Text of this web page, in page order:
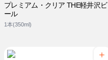
プレミアム・クリア THE軽井沢ビ
ール
1本(350ml)